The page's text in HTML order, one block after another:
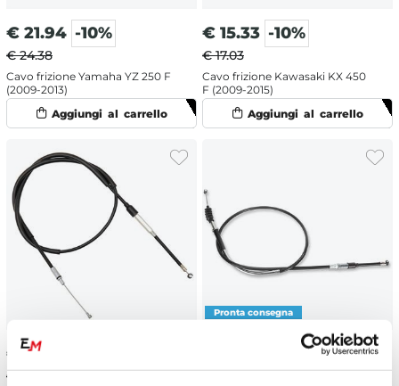
€ 21.94 -10%
€ 24.38
Cavo frizione Yamaha YZ 250 F
(2009-2013)
€ 15.33 -10%
€ 17.03
Cavo frizione Kawasaki KX 450
F (2009-2015)
€ 10.22
€ 11.35
-10%